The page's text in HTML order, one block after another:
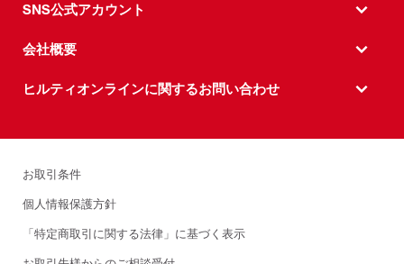
SNS公式アカウント
会社概要
ヒルティオンラインに関するお問い合わせ
お取引条件
個人情報保護方針
「特定商取引に関する法律」に基づく表示